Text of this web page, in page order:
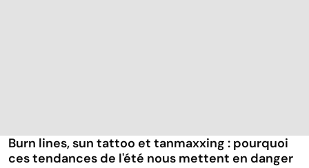
Burn lines, sun tattoo et tanmaxxing : pourquoi
ces tendances de l'été nous mettent en danger